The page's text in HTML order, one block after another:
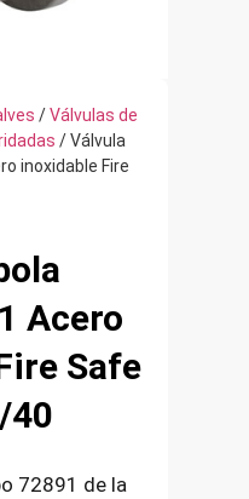
/Válvulas de
/ Válvula
inoxidable Fire
Acero
Safe
40
72891 de la